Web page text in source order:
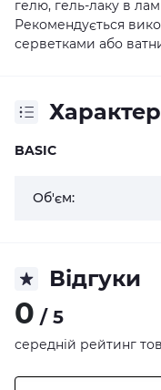
гелю, гель-лаку в
Рекомендується
серветками або
BASIC
Об'єм:
Відгуки
0 / 5
середній рейтинг